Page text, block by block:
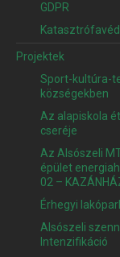
GDPR
Projektek
Sport-kultúra-
községekben
Az alapiskola
cseréje
Az Alsószeli
épület
02 –
Érhegyi
Alsószeli
Intenzifikáció